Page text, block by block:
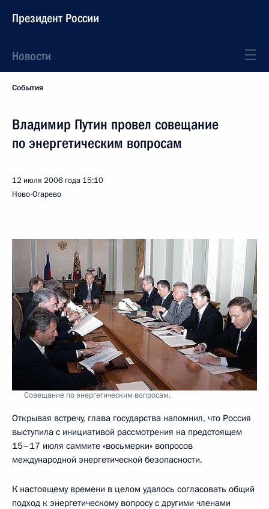
Президент России
Новости
События
Владимир Путин провел совещание
по энергетическим вопросам
12 июля 2006 года 15:10
Ново-Огарево
Совещание по энергетическим вопросам.
Открывая встречу, глава государства напомнил, что Россия
выступила с инициативой рассмотрения на предстоящем
15–17 июля саммите «восьмерки» вопросов
международной энергетической безопасности.
К настоящему времени в целом удалось согласовать общий
подход к энергетическому вопросу с другими членами